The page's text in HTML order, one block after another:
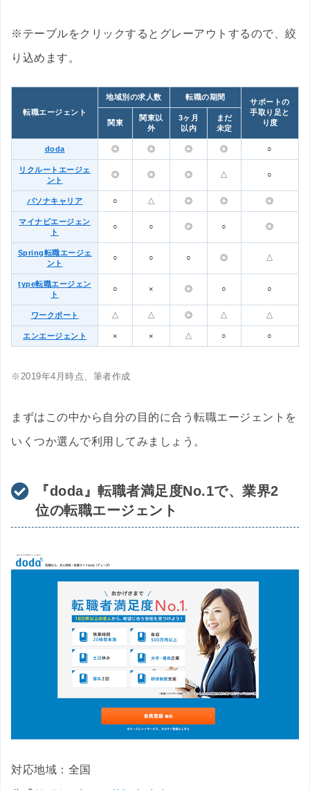
※テーブルをクリックするとグレーアウトするので、絞
り込めます。
転職エージェント
地域別の求人数 転職の期間
サポートの
手取り足と
り度
関東
関東以
外
3ヶ月
以内
まだ
未定
doda ◎ ◎ ◎ ◎ ○
リクルートエージェ
ント
◎ ◎ ◎ △ ○
パソナキャリア ○ △ ◎ ◎ ◎
マイナビエージェン
ト
○ ○ ◎ ○ ◎
Spring転職エージェ
ント
○ ○ ○ ◎ △
type転職エージェン
ト
○ × ◎ ○ ○
ワークポート △ △ ◎ △ △
エンエージェント × × △ ○ ○
※2019年4月時点、筆者作成
まずはこの中から自分の目的に合う転職エージェントを
いくつか選んで利用してみましょう。
『doda』転職者満足度No.1で、業界2
位の転職エージェント
対応地域：全国